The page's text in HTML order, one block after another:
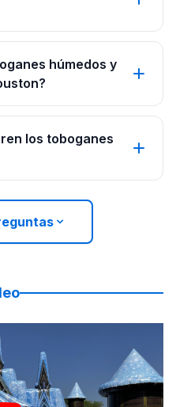
húmedos y
los toboganes